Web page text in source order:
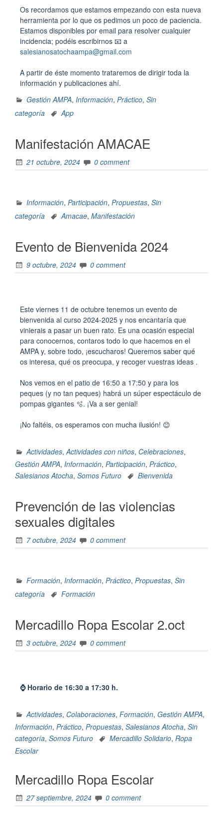
Os recordamos que estamos empezando con esta nueva
herramienta por lo que os pedimos un poco de paciencia.
Estamos disponibles por email para resolver cualquier
incidencia; podéis escribirnos 📧 a
salesianosatochaampa@gmail.com
A partir de éste momento trataremos de dirigir toda la
información y publicaciones ahí.
Gestión AMPA, Información, Práctico, Sin
categoría
App
Manifestación AMACAE
21 octubre, 2024 0 comment
Información, Participación, Propuestas, Sin
categoría
Amacae, Manifestación
Evento de Bienvenida 2024
9 octubre, 2024 0 comment
Este viernes 11 de octubre tenemos un evento de
bienvenida al curso 2024-2025 y nos encantaría que
vinierais a pasar un buen rato. Es una ocasión especial
para conocernos, contaros todo lo que hacemos en el
AMPA y, sobre todo, ¡escucharos! Queremos saber qué
os interesa, qué os preocupa, y recoger vuestras ideas .
Nos vemos en el patio de 16:50 a 17:50 y para los
peques (y no tan peques) habrá un súper espectáculo de
pompas gigantes 🫧. ¡Va a ser genial!
¡No faltéis, os esperamos con mucha ilusión! 😊
Actividades, Actividades con niños, Celebraciones,
Gestión AMPA, Información, Participación, Práctico,
Salesianos Atocha, Somos Futuro Bienvenida
Prevención de las violencias
sexuales digitales
7 octubre, 2024 0 comment
Formación, Información, Práctico, Propuestas, Sin
categoría
Formación
Mercadillo Ropa Escolar 2.oct
3 octubre, 2024 0 comment
⌚ Horario de 16:30 a 17:30 h.
Actividades, Colaboraciones, Formación, Gestión AMPA,
Información, Práctico, Propuestas, Salesianos Atocha, Sin
categoría, Somos Futuro Mercadillo Solidario, Ropa
Escolar
Mercadillo Ropa Escolar
27 septiembre, 2024 0 comment